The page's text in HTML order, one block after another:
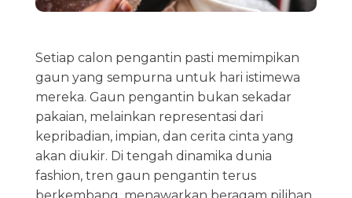
Setiap calon pengantin pasti memimpikan
gaun yang sempurna untuk hari istimewa
mereka. Gaun pengantin bukan sekadar
pakaian, melainkan representasi dari
kepribadian, impian, dan cerita cinta yang
akan diukir. Di tengah dinamika dunia
fashion, tren gaun pengantin terus